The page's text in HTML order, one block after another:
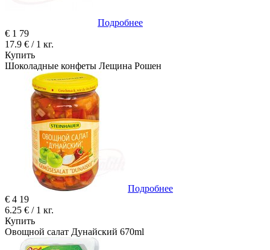
Подробнее
€ 1 79
17.9 € / 1 кг.
Купить
Шоколадные конфеты Лещина Рошен
Подробнее
€ 4 19
6.25 € / 1 кг.
Купить
Овощной салат Дунайский 670ml